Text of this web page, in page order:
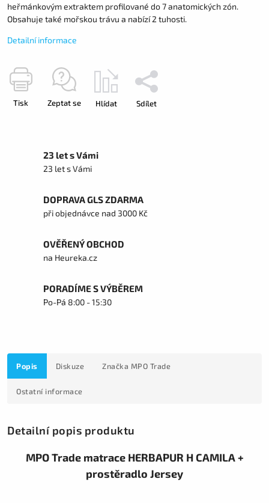
heřmánkovým extraktem profilované do 7 anatomických zón.
Obsahuje také mořskou trávu a nabízí 2 tuhosti.
Detailní informace
Tisk Zeptat se Hlídat Sdílet
23 let s Vámi
23 let s Vámi
DOPRAVA GLS ZDARMA
při objednávce nad 3000 Kč
OVĚŘENÝ OBCHOD
na Heureka.cz
PORADÍME S VÝBĚREM
Po-Pá 8:00 - 15:30
Popis Diskuze Značka MPO Trade
Ostatní informace
Detailní popis produktu
MPO Trade matrace HERBAPUR H CAMILA +
prostěradlo Jersey